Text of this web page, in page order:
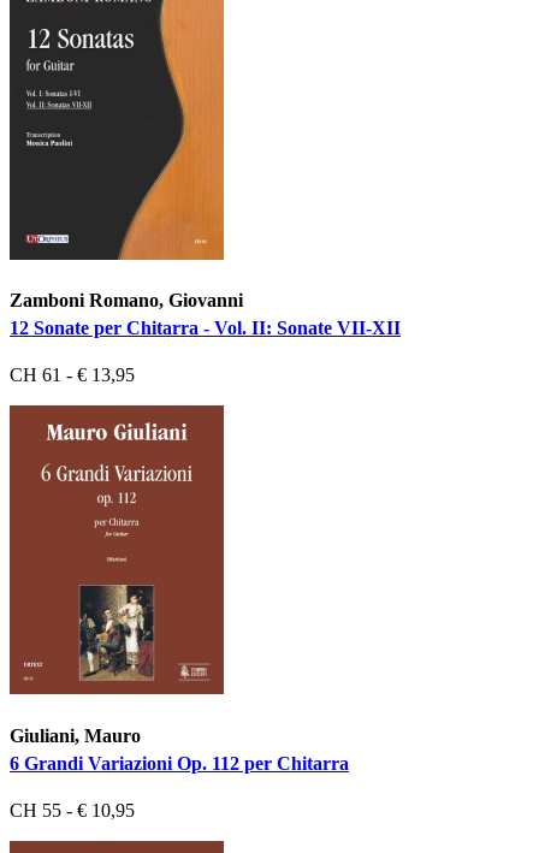
Zamboni Romano, Giovanni
12 Sonate per Chitarra - Vol. II: Sonate VII-XII
CH 61 - € 13,95
Giuliani, Mauro
6 Grandi Variazioni Op. 112 per Chitarra
CH 55 - € 10,95